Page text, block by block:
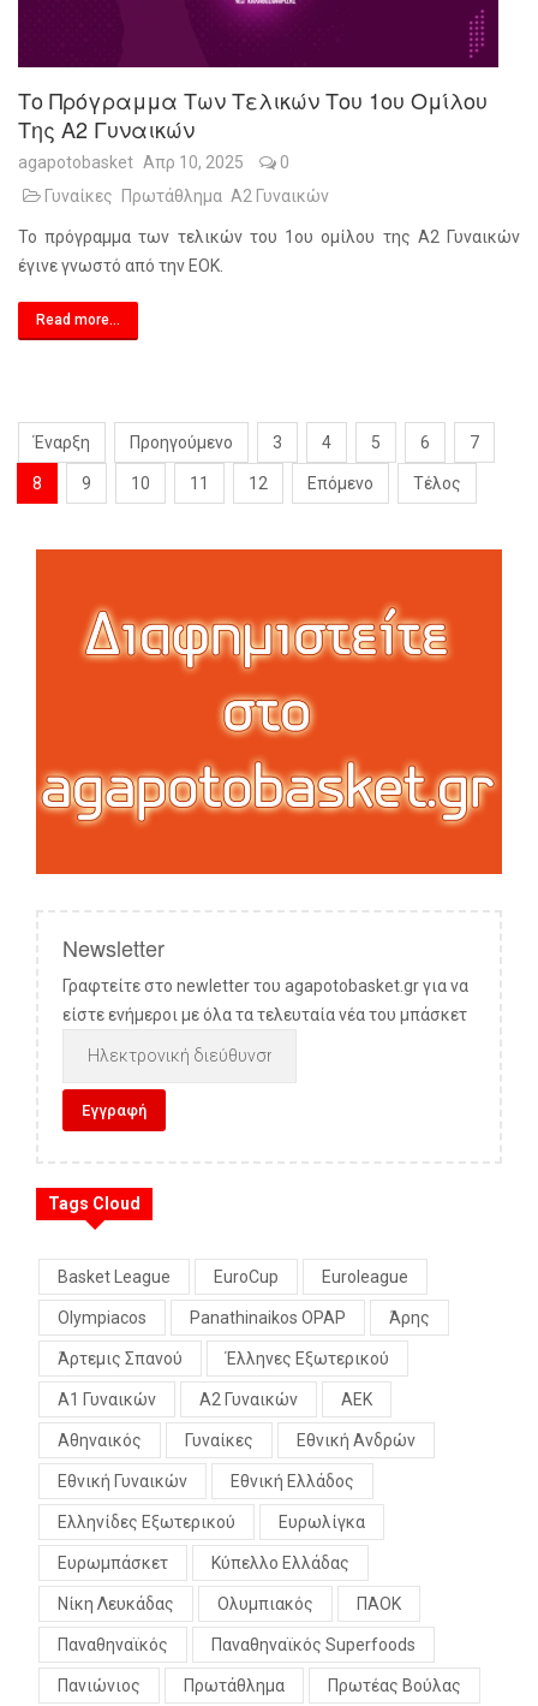
Το Πρόγραμμα Των Τελικών Του 1ου Oμίλου
Της Α2 Γυναικών
agapotobasket Απρ 10, 2025
0
Γυναίκες
Πρωτάθλημα Α2 Γυναικών
Το πρόγραμμα των τελικών του 1ου oμίλου της Α2 Γυναικών
έγινε γνωστό από την ΕΟΚ.
Read more...
Έναρξη Προηγούμενο 3 4 5 6 7
8 9 10 11 12 Επόμενο Τέλος
Newsletter
Γραφτείτε στο newletter του agapotobasket.gr για να
είστε ενήμεροι με όλα τα τελευταία νέα του μπάσκετ
Tags Cloud
Basket League EuroCup Euroleague
Olympiacos Panathinaikos OPAP Άρης
Άρτεμις Σπανού Έλληνες Εξωτερικού
Α1 Γυναικών Α2 Γυναικών ΑΕΚ
Αθηναικός Γυναίκες Εθνική Ανδρών
Εθνική Γυναικών Εθνική Ελλάδος
Ελληνίδες Εξωτερικού Ευρωλίγκα
Ευρωμπάσκετ Κύπελλο Ελλάδας
Νίκη Λευκάδας Ολυμπιακός ΠΑΟΚ
Παναθηναϊκός Παναθηναϊκός Superfoods
Πανιώνιος Πρωτάθλημα Πρωτέας Βούλας